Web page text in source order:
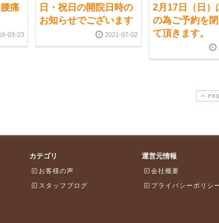
痛
03-23
日・祝日の開院日時の
お知らせでございます
2021-07-02
2月17日（日）
の為ご予約を
て頂きます。
カテゴリ
お客様の声
スタッフブログ
運営元情報
会社概要
プライバシーポリシ